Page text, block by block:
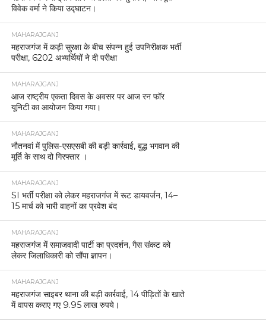
विवेक वर्मा ने किया उद्घाटन।
MAHARAJGANJ
महराजगंज में कड़ी सुरक्षा के बीच संपन्न हुई उपनिरीक्षक भर्ती
परीक्षा, 6202 अभ्यर्थियों ने दी परीक्षा
MAHARAJGANJ
आज राष्ट्रीय एकता दिवस के अवसर पर आज रन फॉर
यूनिटी का आयोजन किया गया।
MAHARAJGANJ
नौतनवां में पुलिस-एसएसबी की बड़ी कार्रवाई, बुद्ध भगवान की
मूर्ति के साथ दो गिरफ्तार ।
MAHARAJGANJ
SI भर्ती परीक्षा को लेकर महराजगंज में रूट डायवर्जन, 14–
15 मार्च को भारी वाहनों का प्रवेश बंद
MAHARAJGANJ
महराजगंज में समाजवादी पार्टी का प्रदर्शन, गैस संकट को
लेकर जिलाधिकारी को सौंपा ज्ञापन।
MAHARAJGANJ
महराजगंज साइबर थाना की बड़ी कार्रवाई, 14 पीड़ितों के खाते
में वापस कराए गए 9.95 लाख रुपये।